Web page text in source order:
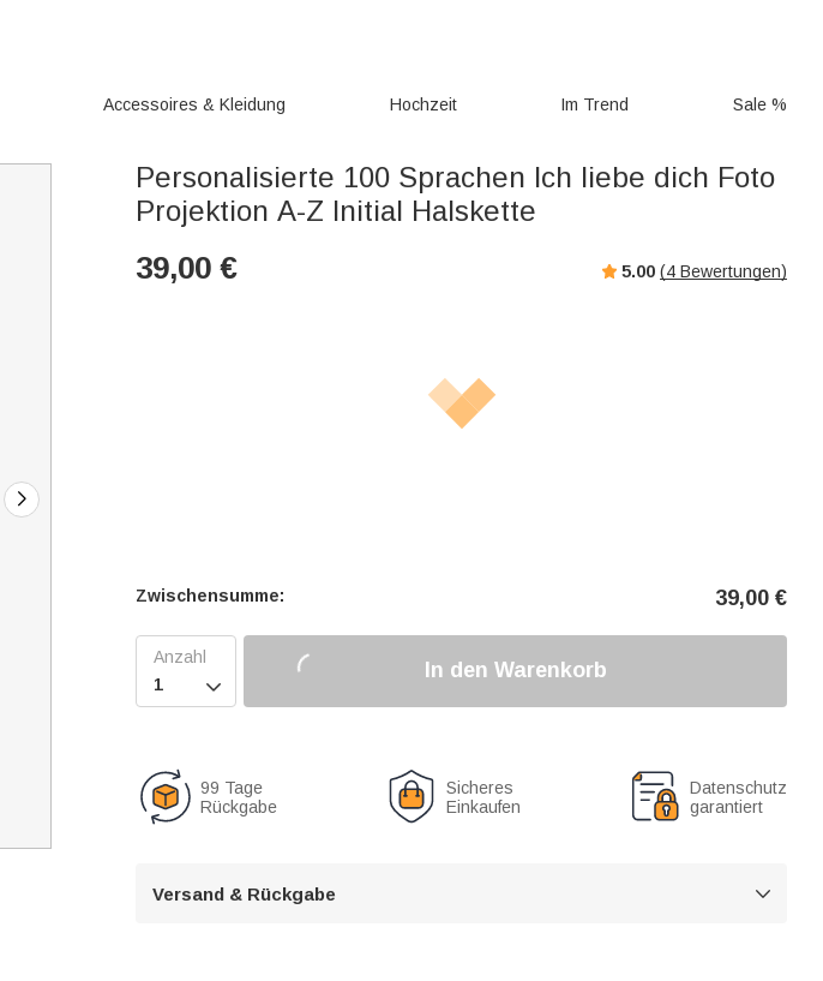
Accessoires & Kleidung Hochzeit Im Trend Sale %
Personalisierte 100 Sprachen Ich liebe dich Foto
Projektion A-Z Initial Halskette
39,00 € 5.00 (4 Bewertungen)
Zwischensumme: 39,00 €

In den Warenkorb
99 Tage
Rückgabe
Sicheres
Einkaufen
Datenschutz
garantiert
Versand & Rückgabe 